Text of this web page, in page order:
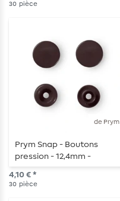
30 pièce
de Prym
Prym Snap - Boutons
pression - 12,4mm -
marron foncé - 30 pièces
4,10 € *
30 pièce